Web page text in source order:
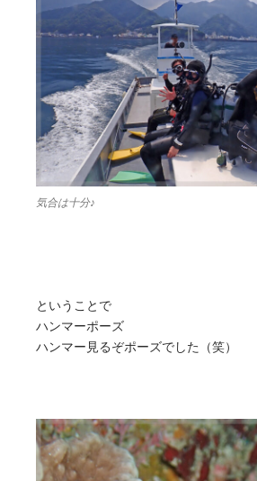
気合は十分♪
ということで
ハンマーポーズ
ハンマー見るぞポーズでした（笑）